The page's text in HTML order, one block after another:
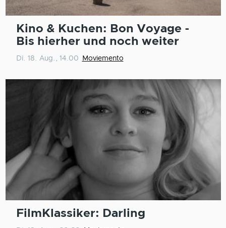
Kino & Kuchen: Bon Voyage -
Bis hierher und noch weiter
Di. 18. Aug., 14.00 Moviemento
FilmKlassiker: Darling